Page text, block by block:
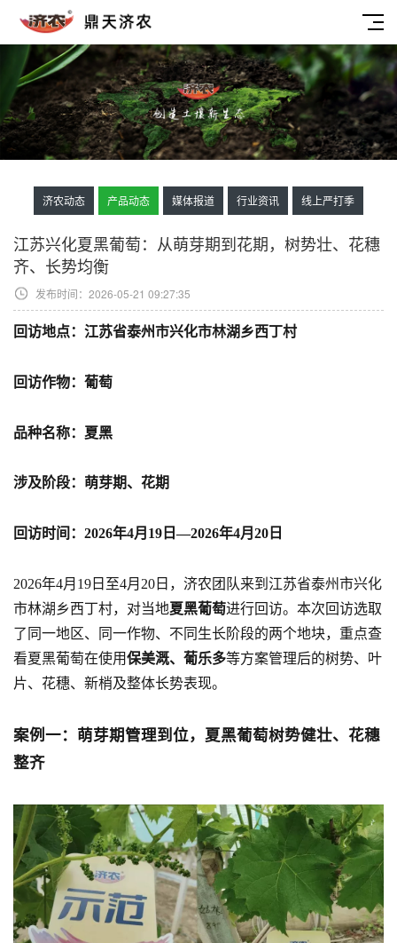
济农动态 产品动态 媒体报道 行业资讯 线上严打季
江苏兴化夏黑葡萄：从萌芽期到花期，树势壮、花穗
齐、长势均衡
发布时间：2026-05-21 09:27:35
回访地点：江苏省泰州市兴化市林湖乡西丁村
回访作物：葡萄
品种名称：夏黑
涉及阶段：萌芽期、花期
回访时间：2026年4月19日—2026年4月20日
2026年4月19日至4月20日，济农团队来到江苏省泰州市兴化
市林湖乡西丁村，对当地夏黑葡萄进行回访。本次回访选取
了同一地区、同一作物、不同生长阶段的两个地块，重点查
看夏黑葡萄在使用保美溉、葡乐多等方案管理后的树势、叶
片、花穗、新梢及整体长势表现。
案例一：萌芽期管理到位，夏黑葡萄树势健壮、花穗
整齐